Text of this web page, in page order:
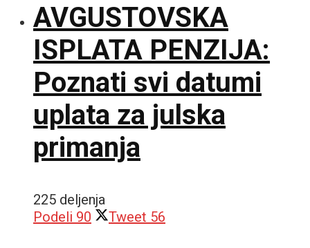
AVGUSTOVSKA
ISPLATA PENZIJA:
Poznati svi datumi
uplata za julska
primanja
225 deljenja
Podeli 90 Tweet 56